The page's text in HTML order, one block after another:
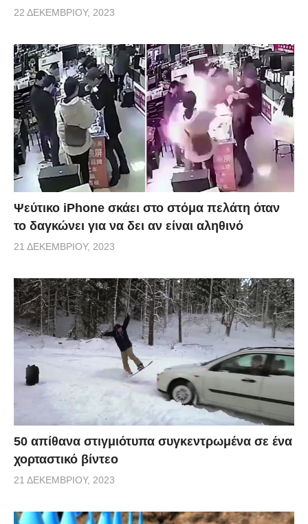
22 ΔΕΚΕΜΒΡΊΟΥ, 2023
Ψεύτικο iPhone σκάει στο στόμα πελάτη όταν
το δαγκώνει για να δει αν είναι αληθινό
21 ΔΕΚΕΜΒΡΊΟΥ, 2023
50 απίθανα στιγμιότυπα συγκεντρωμένα σε ένα
χορταστικό βίντεο
21 ΔΕΚΕΜΒΡΊΟΥ, 2023